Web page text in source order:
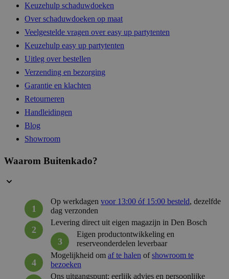
Keuzehulp schaduwdoeken
Over schaduwdoeken op maat
Veelgestelde vragen over easy up partytenten
Keuzehulp easy up partytenten
Uitleg over bestellen
Verzending en bezorging
Garantie en klachten
Retourneren
Handleidingen
Blog
Showroom
Waarom Buitenkado?
Op werkdagen voor 13:00 óf 15:00 besteld, dezelfde
dag verzonden
Levering direct uit eigen magazijn in Den Bosch
Eigen productontwikkeling en
reserveonderdelen leverbaar
Mogelijkheid om af te halen ofshowroom te
bezoeken
Ons uitgangspunt: eerlijk advies en persoonlijke
__cf_bm
__cf_bm
__cf_bm
__cf_bm
Cloudflare Inc.
.hsforms.com
__cf_bm